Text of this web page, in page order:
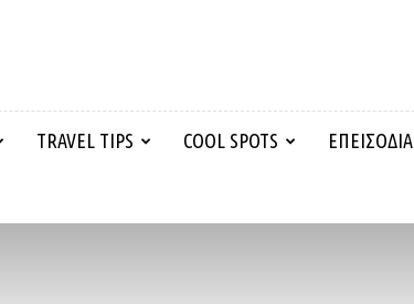
TRAVEL TIPS COOL SPOTS ΕΠΕΙΣΟΔΙΑ